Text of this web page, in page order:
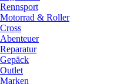
Rennsport
Motorrad & Roller
Cross
Abenteuer
Reparatur
Gepäck
Outlet
Marken